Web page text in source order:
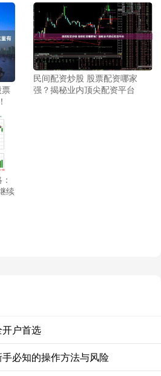
民间配资炒股 股票配资哪家
强？揭秘业内顶尖配资平台
续
户首选
必知的操作方法与风险